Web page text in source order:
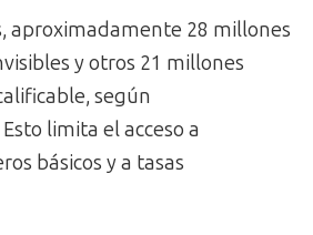
aproximadamente 28 millones
y otros 21 millones
según
limita el acceso a
básicos y a tasas